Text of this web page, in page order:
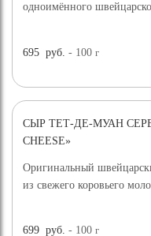
одноимённого
695 руб. - 100г
СЫР ТЕТ-ДЕ-МУАН
CHEESE»
Оригинальный
из свежего коровьего
699 руб. - 100г